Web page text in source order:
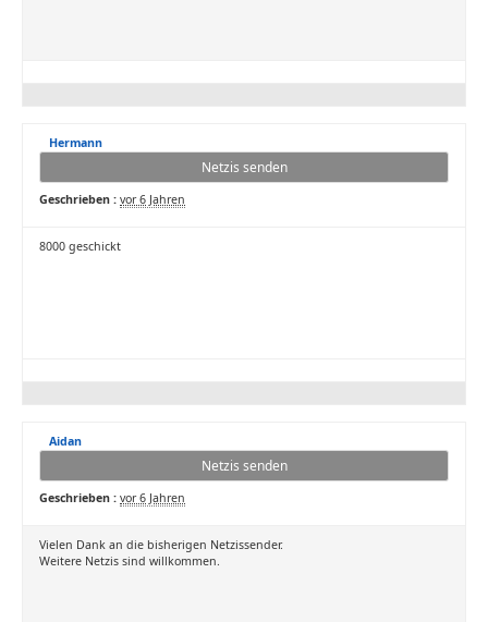
Hermann
Netzis senden
Geschrieben : vor 6 Jahren
8000 geschickt
Aidan
Netzis senden
Geschrieben : vor 6 Jahren
Vielen Dank an die bisherigen Netzissender.
Weitere Netzis sind willkommen.